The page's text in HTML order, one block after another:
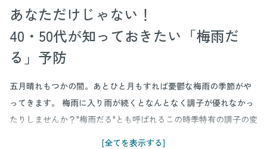
あなただけじゃない！
40・50代が知っておきたい「梅雨だ
る」予防
五月晴れもつかの間。あとひと月もすれば憂鬱な梅雨の季節がや
ってきます。 梅雨に入り雨が続くとなんとなく調子が優れなかっ
たりしませんか？"梅雨だる"とも呼ばれるこの時季特有の調子の変
[全てを表示する]